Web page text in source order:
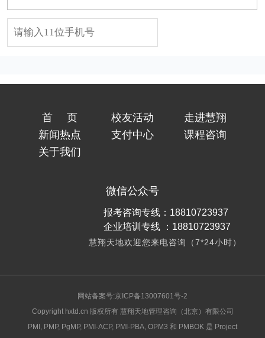
首页 校友活动
走进慧翔
新闻热点
支付中心
课程咨询
关于我们
微信公众号
报考咨询专线：18810723937
企业培训专线 ：18810723937
慧翔天地欢迎您来电咨询（7*24小时）
网站备案号:京ICP备13007601号-2
Copyright hxtd.cn 版权所有 慧翔天地管理咨询（北京）有限公司
PMI, PMP, PgMP, PMI-ACP, PMI-PBA, OPM3 和 PMBOK 是 Project